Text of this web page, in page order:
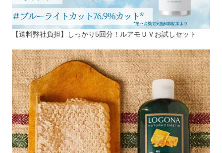
【送料弊社負担】しっかり5回分！ルアモＵＶお試しセット